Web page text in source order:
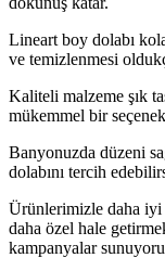
Lineart boy dolabı
ve temizlenmesi
Kaliteli malzeme şık
mükemmel bir
Banyonuzda düzeni
dolabını tercih
Ürünlerimizle daha
daha özel hale
kampanyalar